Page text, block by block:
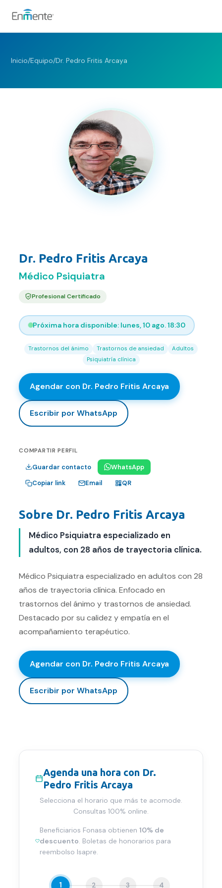
FAQ
Inicio/Equipo/Dr. Pedro Fritis Arcaya
Dr. Pedro Fritis Arcaya
Médico Psiquiatra
Profesional Certificado
Próxima hora disponible: lunes, 10 ago. 18:30
Trastornos del ánimo Trastornos de ansiedad
Adultos
Psiquiatría clínica
Agendar con Dr. Pedro Fritis Arcaya
Escribir por WhatsApp
COMPARTIR PERFIL
Guardar contacto
WhatsApp
Copiar link
Email QR
Sobre Dr. Pedro Fritis Arcaya
Médico Psiquiatra especializado en
adultos, con 28 años de trayectoria clínica.
Médico Psiquiatra especializado en adultos con 28
años de trayectoria clínica. Enfocado en
trastornos del ánimo y trastornos de ansiedad.
Destacado por su calidez y empatía en el
acompañamiento terapéutico.
Agendar con Dr. Pedro Fritis Arcaya
Escribir por WhatsApp
Agenda una hora con Dr.
Pedro Fritis Arcaya
Selecciona el horario que más te acomode.
Consultas 100% online.
Beneficiarios Fonasa obtienen 10% de
descuento. Boletas de honorarios para
reembolso Isapre.
1 2 3 4